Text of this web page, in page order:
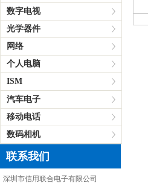
数字电视
光学器件
网络
个人电脑
ISM
汽车电子
移动电话
数码相机
联系我们
深圳市信用联合电子有限公司